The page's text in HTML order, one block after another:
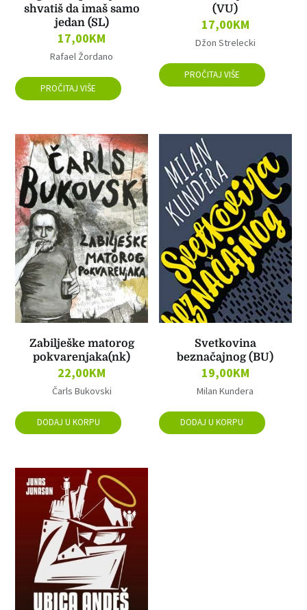
shvatiš da imaš samo
jedan (SL)
17,00KM
Rafael Žordano
PROČITAJ VIŠE
(VU)
17,00KM
Džon Strelecki
PROČITAJ VIŠE
Zabilješke matorog
pokvarenjaka(nk)
22,00KM
Čarls Bukovski
DODAJ U KORPU
Svetkovina
beznačajnog (BU)
19,00KM
Milan Kundera
DODAJ U KORPU